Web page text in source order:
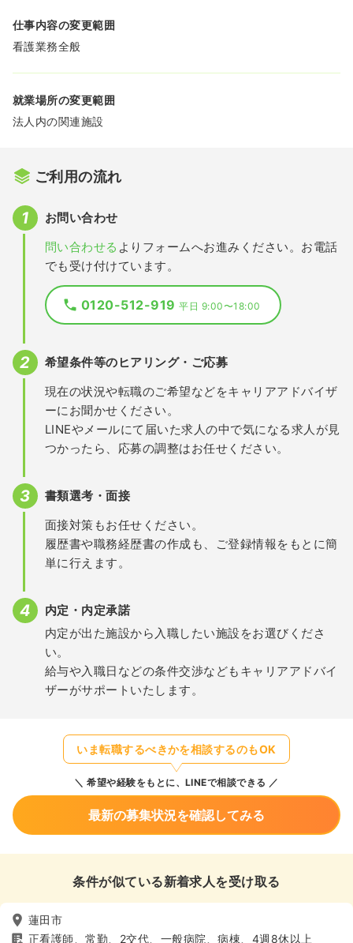
仕事内容の変更範囲
看護業務全般
就業場所の変更範囲
法人内の関連施設
ご利用の流れ
お問い合わせ
問い合わせる よりフォームへお進みください。お電話
でも受け付けています。
0120-512-919平日 9:00〜18:00
希望条件等のヒアリング・ご応募
現在の状況や転職のご希望などをキャリアアドバイザ
ーにお聞かせください。
LINEやメールにて届いた求人の中で気になる求人が見
つかったら、応募の調整はお任せください。
書類選考・面接
面接対策もお任せください。
履歴書や職務経歴書の作成も、ご登録情報をもとに簡
単に行えます。
内定・内定承諾
内定が出た施設から入職したい施設をお選びくださ
い。
給与や入職日などの条件交渉などもキャリアアドバイ
ザーがサポートいたします。
いま転職するべきかを相談するのもOK
希望や経験をもとに、LINEで相談できる
最新の募集状況を確認してみる
条件が似ている新着求人を受け取る
蓮田市
正看護師、常勤、2交代、一般病院、病棟、4週8休以上